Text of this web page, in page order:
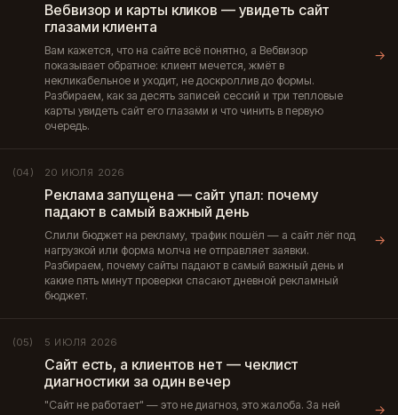
Вебвизор и карты кликов — увидеть сайт
глазами клиента
Вам кажется, что на сайте всё понятно, а Вебвизор
показывает обратное: клиент мечется, жмёт в
некликабельное и уходит, не доскроллив до формы.
Разбираем, как за десять записей сессий и три тепловые
карты увидеть сайт его глазами и что чинить в первую
очередь.
→
(04) 20 ИЮЛЯ 2026
Реклама запущена — сайт упал: почему
падают в самый важный день
Слили бюджет на рекламу, трафик пошёл — а сайт лёг под
нагрузкой или форма молча не отправляет заявки.
Разбираем, почему сайты падают в самый важный день и
какие пять минут проверки спасают дневной рекламный
бюджет.
→
(05) 5 ИЮЛЯ 2026
Сайт есть, а клиентов нет — чеклист
диагностики за один вечер
"Сайт не работает" — это не диагноз, это жалоба. За ней
→